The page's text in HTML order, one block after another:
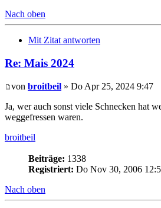
Nach oben
Mit Zitat antworten
Re: Mais 2024
von broitbeil » Do Apr 25, 2024 9:47
Ja, wer auch sonst viele Schnecken hat
weggefressen waren.
broitbeil
Beiträge: 1338
Registriert: Do Nov 30, 2006
Nach oben